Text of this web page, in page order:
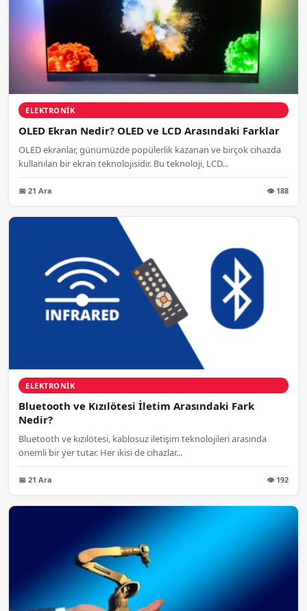
ELEKTRONIK
OLED Ekran Nedir? OLED ve LCD Arasındaki Farklar
OLED ekranlar, günümüzde popülerlik kazanan ve birçok cihazda
kullanılan bir ekran teknolojisidir. Bu teknoloji, LCD...
📅 21 Ara 👁 188
ELEKTRONIK
Bluetooth ve Kızılötesi İletim Arasındaki Fark
Nedir?
Bluetooth ve kızılötesi, kablosuz iletişim teknolojileri arasında
önemli bir yer tutar. Her ikisi de cihazlar...
📅 21 Ara 👁 192